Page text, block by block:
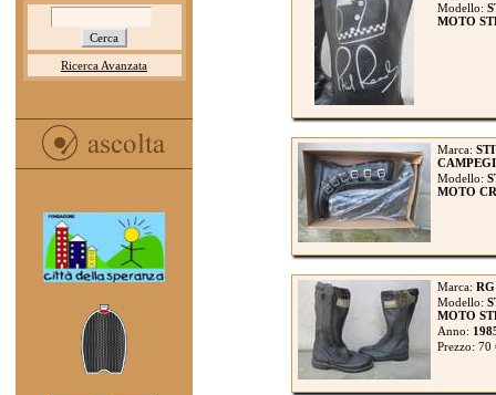
Ricerca Avanzata
Modello:
MOTO
Marca:
Modello:
MOTO
Marca:
Modello:
MOTO
Anno:
Prezzo: 70